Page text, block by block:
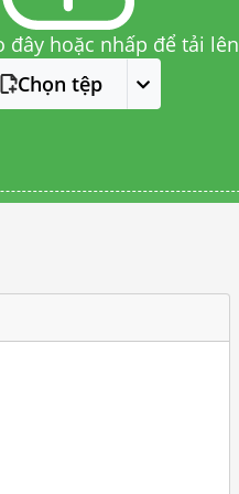
đây hoặc nhấp để tải lên
Chọn tệp